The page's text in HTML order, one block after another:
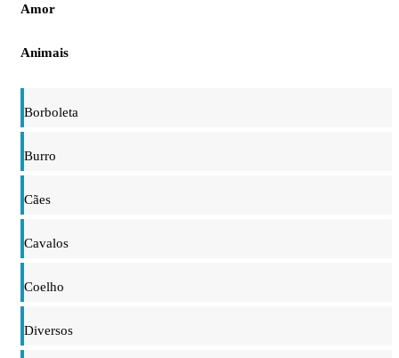
Amor
Animais
Borboleta
Burro
Cães
Cavalos
Coelho
Diversos